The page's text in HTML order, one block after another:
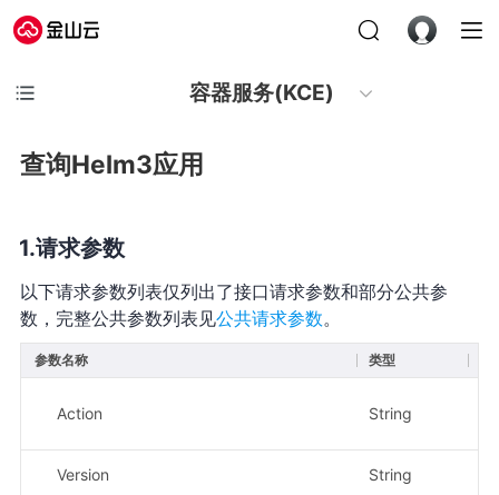
容器服务(KCE)
查询Helm3应用
请求参数
以下请求参数列表仅列出了接口请求参数和部分公共参
数，完整公共参数列表见公共请求参数。
参数名称 类型
Action String
Version String